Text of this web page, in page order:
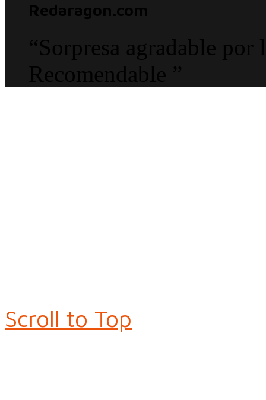
Redaragon.com
“Sorpresa agradable
Recomendable ”
Scroll to Top